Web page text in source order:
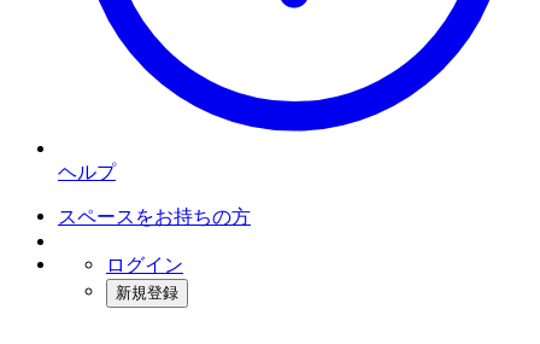
ヘルプ
スペースをお持ちの方
ログイン
新規登録